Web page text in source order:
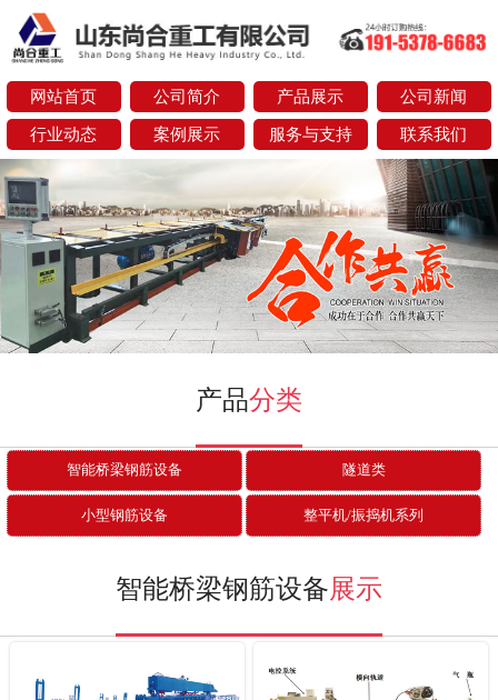
网站首页 公司简介 产品展示 公司新闻
行业动态 案例展示 服务与支持 联系我们
next
产品分类
智能桥梁钢筋设备 隧道类
小型钢筋设备 整平机/振捣机系列
智能桥梁钢筋设备展示